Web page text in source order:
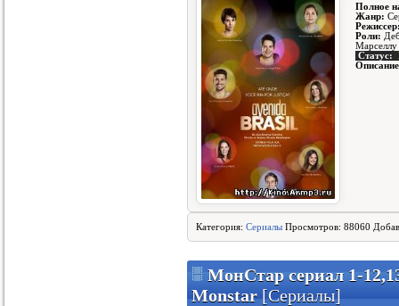
Полное
Жанр:
Роли:
Статус:
Категория: Сериалы Просмотров: 88060
МонСтар сериал 1-
Monstar[Сериалы]